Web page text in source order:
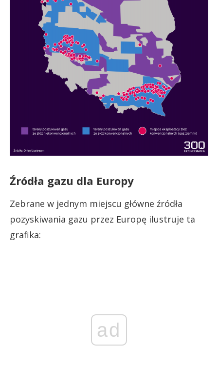
Źródła gazu dla Europy
Zebrane w jednym miejscu główne źródła
pozyskiwania gazu przez Europę ilustruje ta
grafika:
ad